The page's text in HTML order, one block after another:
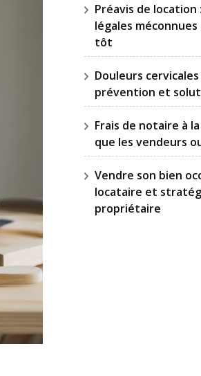
Préavis de
légales
tôt
Douleurs
prévention et
Frais de notaire à
que les vendeurs
Vendre son bien
locataire et
propriétaire